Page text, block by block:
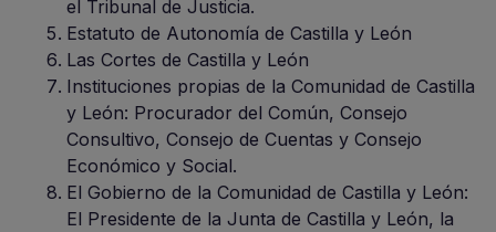
el Tribunal de Justicia.
Estatuto de Autonomía de Castilla y León
Las Cortes de Castilla y León
Instituciones propias de la Comunidad de Castilla
y León: Procurador del Común, Consejo
Consultivo, Consejo de Cuentas y Consejo
Económico y Social.
El Gobierno de la Comunidad de Castilla y León:
El Presidente de la Junta de Castilla y León, la